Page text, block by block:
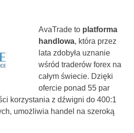
AvaTrade to platforma
handlowa, która przez
lata zdobyła uznanie
wśród traderów forex na
całym świecie. Dzięki
ofercie ponad 55 par
korzystania z dźwigni do 400:1
umożliwia handel na szeroką